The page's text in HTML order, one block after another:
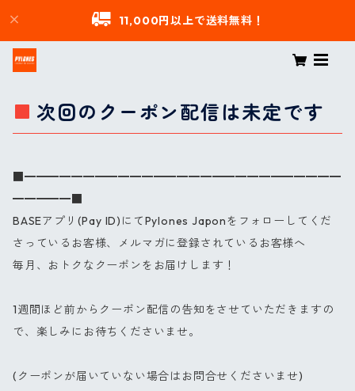
11,000円以上で送料無料！
次回のクーポン配信は未定です
■━━━━━━━━━━━━━━━━━━━━━━━━━━━
━━━━━■
BASEアプリ(Pay ID)にてPylones Japonをフォローしてくだ
さっているお客様、メルマガに登録されているお客様へ
毎月、おトクなクーポンをお届けします！
1週間ほど前からクーポン配信の告知をさせていただきますの
で、楽しみにお待ちくださいませ。
(クーポンが届いていない場合はお問合せくださいませ)